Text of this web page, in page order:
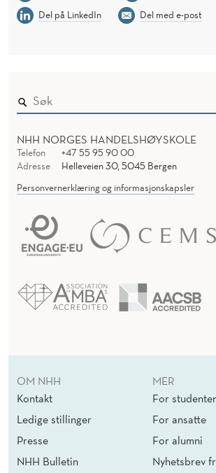
Del på LinkedIn
Del med e-post
NHH NORGES HANDELSHØYSKOLE
Telefon
+47 55 95 90 00
Adresse
Helleveien 30, 5045 Bergen
Personvernerklæring og informasjonskapsler
OM NHH
Kontakt
Ledige stillinger
Presse
NHH Bulletin
MER
For studenter
For ansatte
For alumni
Nyhetsbrev